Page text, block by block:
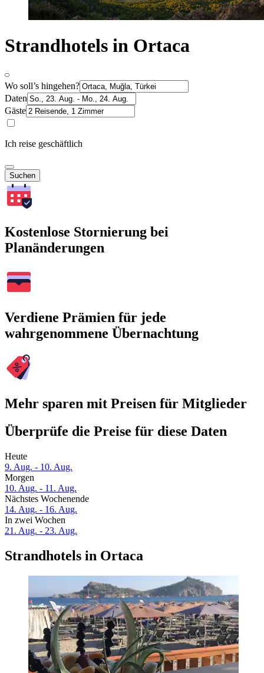
Strandhotels in Ortaca
Wo soll’s hingehen?
Daten
Gäste
Ich reise geschäftlich
Suchen
Kostenlose Stornierung bei
Planänderungen
Verdiene Prämien für jede
wahrgenommene Übernachtung
Mehr sparen mit Preisen für Mitglieder
Überprüfe die Preise für diese Daten
Heute
9. Aug. - 10. Aug.
Morgen
10. Aug. - 11. Aug.
Nächstes Wochenende
14. Aug. - 16. Aug.
In zwei Wochen
21. Aug. - 23. Aug.
Strandhotels in Ortaca